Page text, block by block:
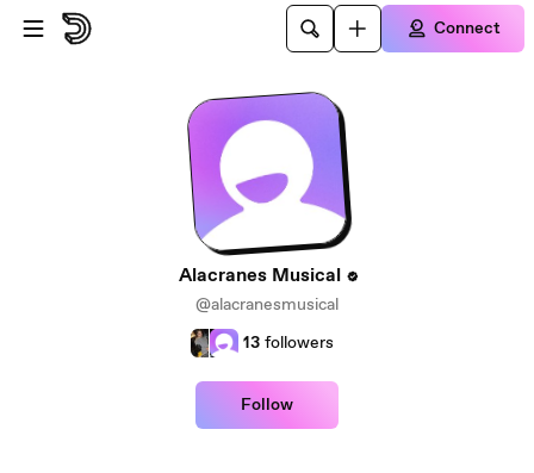
Skip to main content
Connect
Alacranes Musical
@alacranesmusical
13 followers
Follow